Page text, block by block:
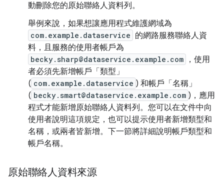
動刪除您的原始聯絡人資料列。
舉例來說，如果想讓應用程式維護網域為
com.example.dataservice 的網路服務聯絡人資
料，且服務的使用者帳戶為
becky.sharp@dataservice.example.com
，使用
者必須先新增帳戶「類型」
( com.example.dataservice ) 和帳戶「名稱」
( becky.smart@dataservice.example.com )，應用
程式才能新增原始聯絡人資料列。您可以在文件中向
使用者說明這項規定，也可以提示使用者新增類型和
名稱，或兩者皆新增。下一節將詳細說明帳戶類型和
帳戶名稱。
原始聯絡人資料來源